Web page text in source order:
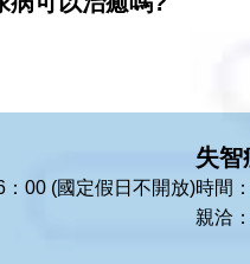
00 (國定假日不開放)
失智
時間
親洽